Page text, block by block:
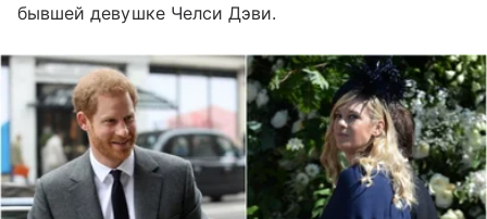
бывшей девушке Челси Дэви.